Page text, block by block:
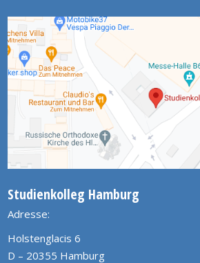
Studienkolleg Hamburg
Adresse:
Holstenglacis 6
D – 20355 Hamburg